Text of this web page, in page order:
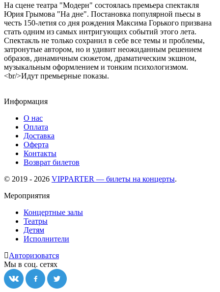
На сцене театра "Модерн" состоялась премьера спектакля
Юрия Грымова "На дне". Постановка популярной пьесы в
честь 150-летия со дня рождения Максима Горького призвана
стать одним из самых интригующих событий этого лета.
Спектакль не только сохранил в себе все темы и проблемы,
затронутые автором, но и удивит неожиданным решением
образов, динамичным сюжетом, драматическим экшном,
музыкальным оформлением и тонким психологизмом.
<br/>Идут премьерные показы.
Информация
О нас
Оплата
Доставка
Оферта
Контакты
Возврат билетов
© 2019 - 2026 VIPPARTER — билеты на концерты.
Мероприятия
Концертные залы
Театры
Детям
Исполнители
Авторизоватся
Мы в соц. сетях